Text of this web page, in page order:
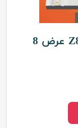
زیرگلویی پی وی سی کد Z80-۲۲۷ عرض 8